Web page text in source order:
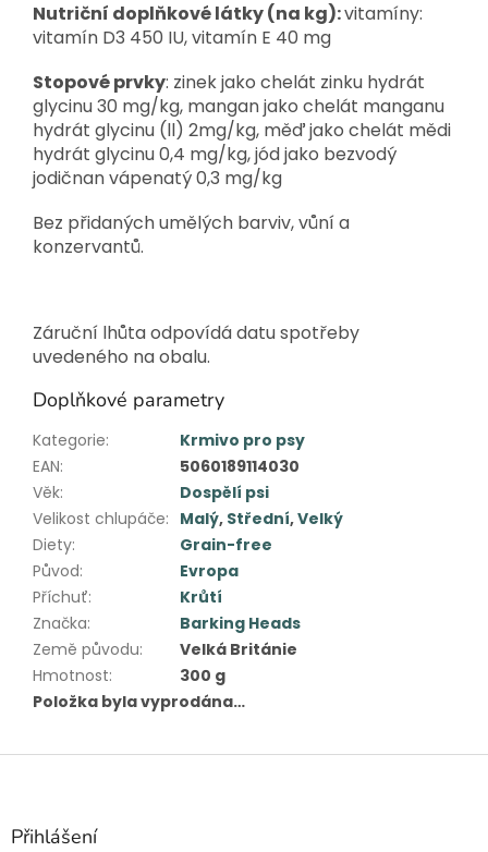
Nutriční doplňkové látky (na kg):vitamíny:
vitamín D3 450 IU, vitamín E 40 mg
Stopové prvky: zinek jako chelát zinku hydrát
glycinu 30 mg/kg, mangan jako chelát manganu
hydrát glycinu (ll) 2mg/kg, měď jako chelát mědi
hydrát glycinu 0,4 mg/kg, jód jako bezvodý
jodičnan vápenatý 0,3 mg/kg
Bez přidaných umělých barviv, vůní a
konzervantů.
Záruční lhůta odpovídá datu spotřeby
uvedeného na obalu.
Doplňkové parametry
Kategorie:
Krmivo pro psy
EAN:
5060189114030
Věk:
Dospělí psi
Velikost chlupáče: Malý, Střední,Velký
Diety:
Grain-free
Původ:
Evropa
Příchuť:
Krůtí
Značka:
Barking Heads
Země původu:
Velká Británie
Hmotnost:
300 g
Položka byla vyprodána…
Z
Přihlášení